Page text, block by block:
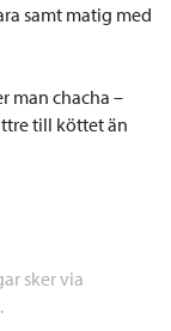
samt matig med
man chacha –
till köttet än
sker via